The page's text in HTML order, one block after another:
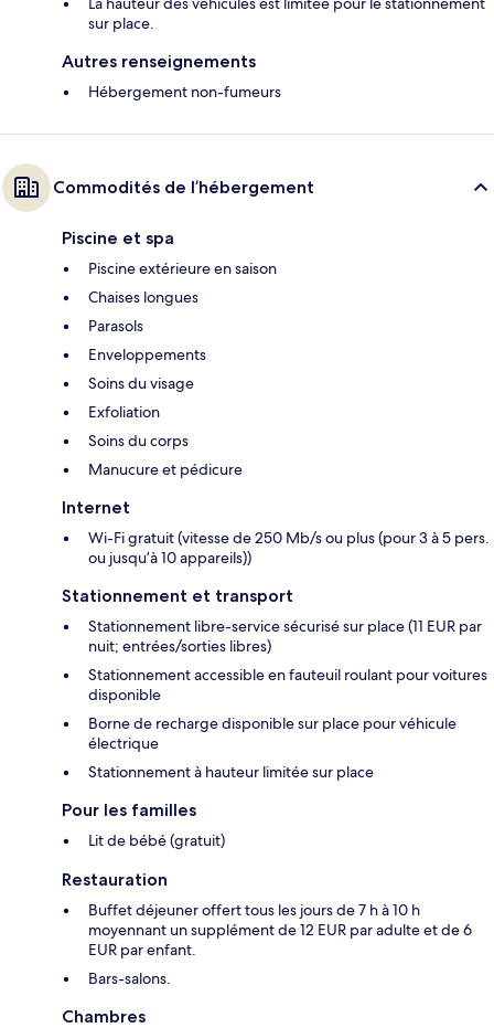
sur place.
Autres renseignements
Hébergement non-fumeurs
Commodités de l’hébergement
Piscine et spa
Piscine extérieure en saison
Chaises longues
Parasols
Enveloppements
Soins du visage
Exfoliation
Soins du corps
Manucure et pédicure
Internet
Wi-Fi gratuit (vitesse de 250 Mb/s ou plus (pour 3 à 5 pers.
ou jusqu’à 10 appareils))
Stationnement et transport
Stationnement libre-service sécurisé sur place (11 EUR par
nuit; entrées/sorties libres)
Stationnement accessible en fauteuil roulant pour voitures
disponible
Borne de recharge disponible sur place pour véhicule
électrique
Stationnement à hauteur limitée sur place
Pour les familles
Lit de bébé (gratuit)
Restauration
Buffet déjeuner offert tous les jours de 7 h à 10 h
moyennant un supplément de 12 EUR par adulte et de 6
EUR par enfant.
Bars-salons.
Chambres